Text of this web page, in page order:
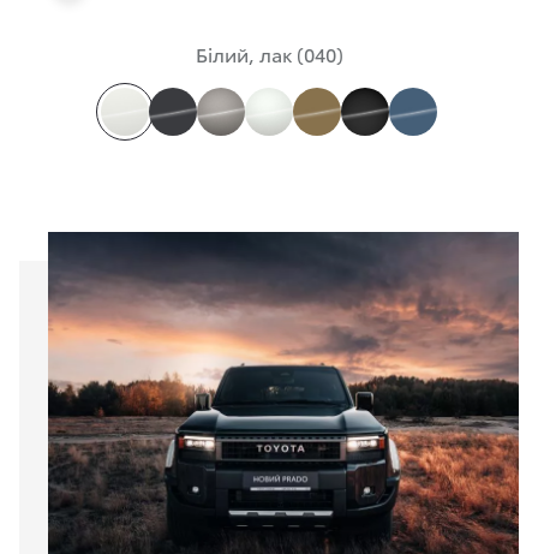
Білий, лак (040)